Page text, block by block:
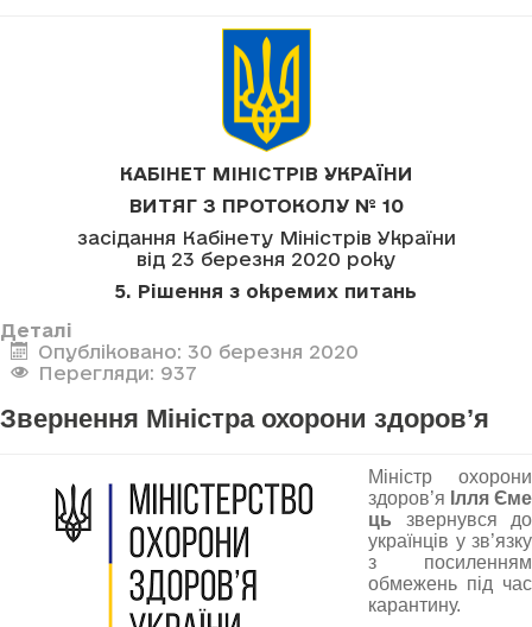
КАБІНЕТ МІНІСТРІВ УКРАЇНИ
ВИТЯГ З ПРОТОКОЛУ № 10
засідання Кабінету Міністрів України
від 23 березня 2020 року
5. Рішення з окремих питань
Деталі
Опубліковано: 30 березня 2020
Перегляди: 937
Звернення Міністра охорони здоров’я
Міністр охорони
здоров’я Ілля Єме
ць звернувся до
українців у зв’язку
з посиленням
обмежень під час
карантину.